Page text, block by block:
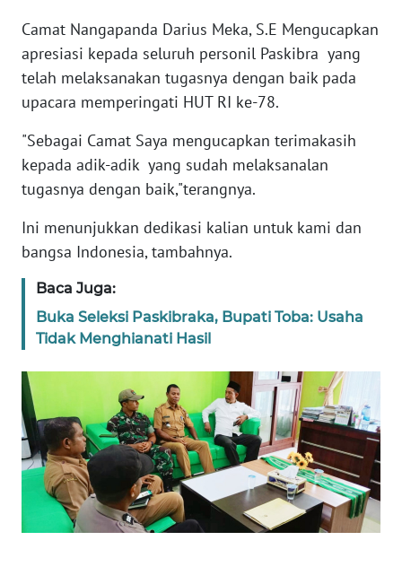
Camat Nangapanda Darius Meka, S.E Mengucapkan
apresiasi kepada seluruh personil Paskibra yang
telah melaksanakan tugasnya dengan baik pada
upacara memperingati HUT RI ke-78.
"Sebagai Camat Saya mengucapkan terimakasih
kepada adik-adik yang sudah melaksanalan
tugasnya dengan baik,"terangnya.
Ini menunjukkan dedikasi kalian untuk kami dan
bangsa Indonesia, tambahnya.
Baca Juga:
Buka Seleksi Paskibraka, Bupati Toba: Usaha
Tidak Menghianati Hasil
WN
SUMUT
WN
WN
JABAR
WN
BANTEN
NTT
WN
PAPUA
WN
PAPUA
BARAT